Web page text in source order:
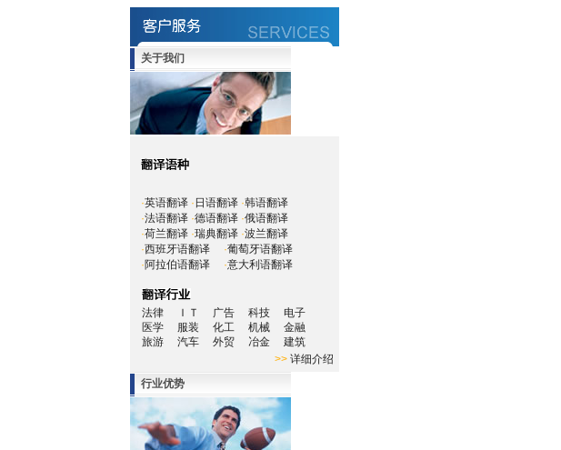
关于我们
·英语翻译 · 日语翻译 ·韩语翻译
·法语翻译 ·德语翻译 ·俄语翻译
·荷兰翻译 ·瑞典翻译 ·波兰翻译
·西班牙语翻译 ·葡萄牙语翻译
·阿拉伯语翻译 ·意大利语翻译
法律 ＩＴ 广告 科技
电子
医学
服装 化工 机械 金融
旅游
汽车 外贸 冶金
建筑
>> 详细介绍
行业优势